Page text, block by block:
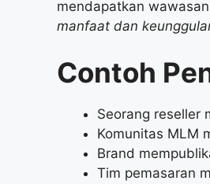
mendapatkan
manfaat dan
Contoh
Seorang reseller
Komunitas MLM
Brand
Tim pemasaran